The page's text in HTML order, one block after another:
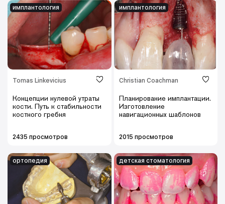
имплантология
Tomas Linkevicius
Концепции нулевой утраты
кости. Путь к стабильности
костного гребня
2435 просмотров
имплантология
Christian Coachman
Планирование имплантации.
Изготовление
навигационных шаблонов
2015 просмотров
ортопедия детская cтоматология